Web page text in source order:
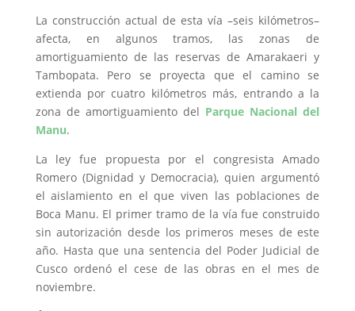
La construcción actual de esta vía –seis kilómetros–
afecta, en algunos tramos, las zonas de
amortiguamiento de las reservas de Amarakaeri y
Tambopata. Pero se proyecta que el camino se
extienda por cuatro kilómetros más, entrando a la
zona de amortiguamiento del Parque Nacional del
Manu.
La ley fue propuesta por el congresista Amado
Romero (Dignidad y Democracia), quien argumentó
el aislamiento en el que viven las poblaciones de
Boca Manu. El primer tramo de la vía fue construido
sin autorización desde los primeros meses de este
año. Hasta que una sentencia del Poder Judicial de
Cusco ordenó el cese de las obras en el mes de
noviembre.